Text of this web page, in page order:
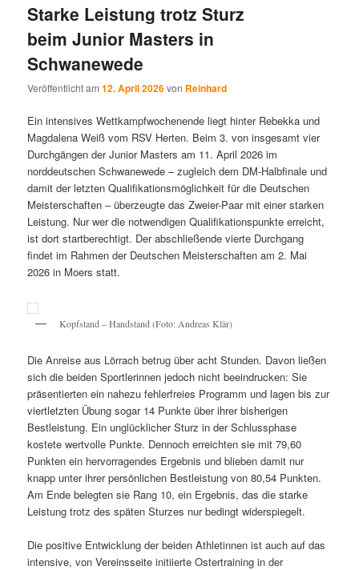
Starke Leistung trotz Sturz
beim Junior Masters in
Schwanewede
Veröffentlicht am12. April 2026von Reinhard
Ein intensives Wettkampfwochenende liegt hinter Rebekka und
Magdalena Weiß vom RSV Herten. Beim 3. von insgesamt vier
Durchgängen der Junior Masters am 11. April 2026 im
norddeutschen Schwanewede – zugleich dem DM-Halbfinale und
damit der letzten Qualifikationsmöglichkeit für die Deutschen
Meisterschaften – überzeugte das Zweier-Paar mit einer starken
Leistung. Nur wer die notwendigen Qualifikationspunkte erreicht,
ist dort startberechtigt. Der abschließende vierte Durchgang
findet im Rahmen der Deutschen Meisterschaften am 2. Mai
2026 in Moers statt.
Kopfstand – Handstand (Foto: Andreas Klär)
Die Anreise aus Lörrach betrug über acht Stunden. Davon ließen
sich die beiden Sportlerinnen jedoch nicht beeindrucken: Sie
präsentierten ein nahezu fehlerfreies Programm und lagen bis zur
viertletzten Übung sogar 14 Punkte über ihrer bisherigen
Bestleistung. Ein unglücklicher Sturz in der Schlussphase
kostete wertvolle Punkte. Dennoch erreichten sie mit 79,60
Punkten ein hervorragendes Ergebnis und blieben damit nur
knapp unter ihrer persönlichen Bestleistung von 80,54 Punkten.
Am Ende belegten sie Rang 10, ein Ergebnis, das die starke
Leistung trotz des späten Sturzes nur bedingt widerspiegelt.
Die positive Entwicklung der beiden Athletinnen ist auch auf das
intensive, von Vereinsseite initiierte Ostertraining in der